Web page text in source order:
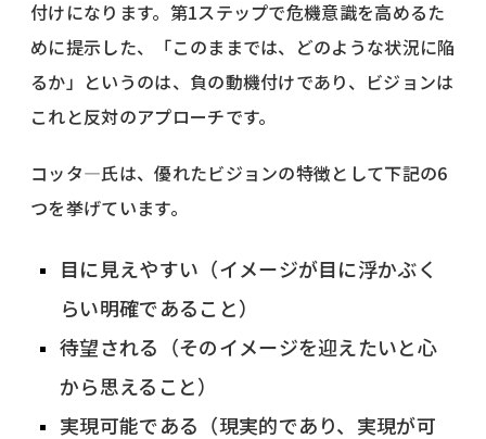
付けになります。第1ステップで危機意識を高めるた
めに提示した、「このままでは、どのような状況に陥
るか」というのは、負の動機付けであり、ビジョンは
これと反対のアプローチです。
コッタ―氏は、優れたビジョンの特徴として下記の6
つを挙げています。
目に見えやすい（イメージが目に浮かぶく
らい明確であること）
待望される（そのイメージを迎えたいと心
から思えること）
実現可能である（現実的であり、実現が可